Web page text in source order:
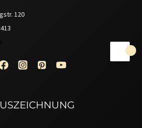
120